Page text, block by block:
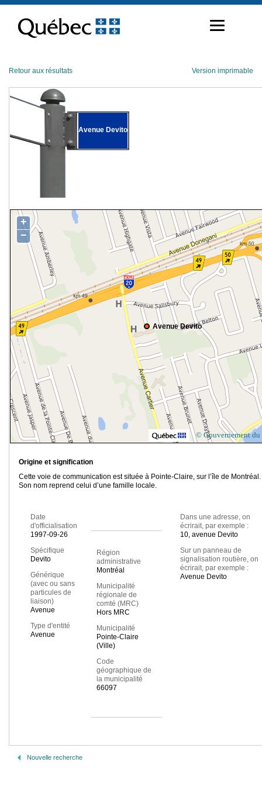
contenu
Retour aux résultats Version imprimable
Avenue Devito
Avenue Devito
+
−
© Gouvernement du
Origine et signification
Cette voie de communication est située à Pointe-Claire, sur l’île de Montréal.
Son nom reprend celui d’une famille locale.
Date
d'officialisation
1997-09-26
Spécifique
Devito
Générique
(avec ou sans
particules de
liaison)
Avenue
Type d'entité
Avenue
Région
administrative
Montréal
Municipalité
régionale de
comté (MRC)
Hors MRC
Municipalité
Pointe-Claire
(Ville)
Code
géographique de
la municipalité
66097
Dans une adresse, on
écrirait, par exemple :
10, avenue Devito
Sur un panneau de
signalisation routière, on
écrirait, par exemple :
Avenue Devito
Nouvelle recherche